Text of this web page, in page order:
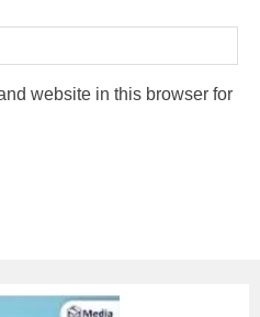
website in this browser for